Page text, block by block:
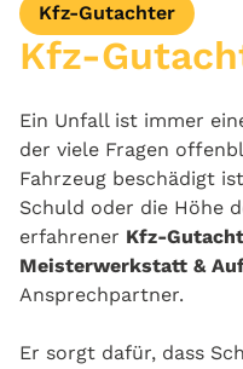
Kfz-Gutachter
Kfz-
Ein Unfall ist immer
der viele Fragen
Fahrzeug beschädigt
Schuld oder die Höhe
erfahrener Kfz-
Meisterwerkstatt &
Ansprechpartner.
Er sorgt dafür, dass